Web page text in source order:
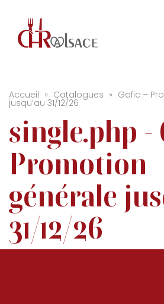
Accueil » Catalogues » Gafic –
jusqu’au 31/12/26
single.php -
Promotion
générale
31/12/26